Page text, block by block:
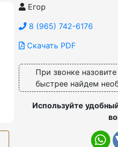
Егор
8 (965) 742-6176
Скачать PDF
При звонке назовите
быстрее найдем
Используйте